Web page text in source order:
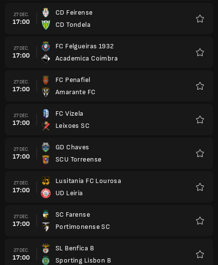
27 DÉC.
17:00
CD Feirense
CD Tondela
27 DÉC.
17:00
FC Felgueiras 1932
Academica Coimbra
27 DÉC.
17:00
FC Penafiel
Amarante FC
27 DÉC.
17:00
FC Vizela
Leixoes SC
27 DÉC.
17:00
GD Chaves
SCU Torreense
27 DÉC.
17:00
Lusitania FC Lourosa
UD Leiria
27 DÉC.
17:00
SC Farense
Portimonense SC
27 DÉC.
17:00
SL Benfica B
Sporting Lisbon B